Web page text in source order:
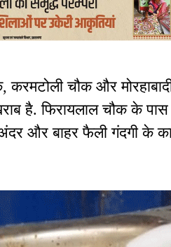
चौक और
है. फिरायलाल चौक के
और बाहर फैली गंदगी के